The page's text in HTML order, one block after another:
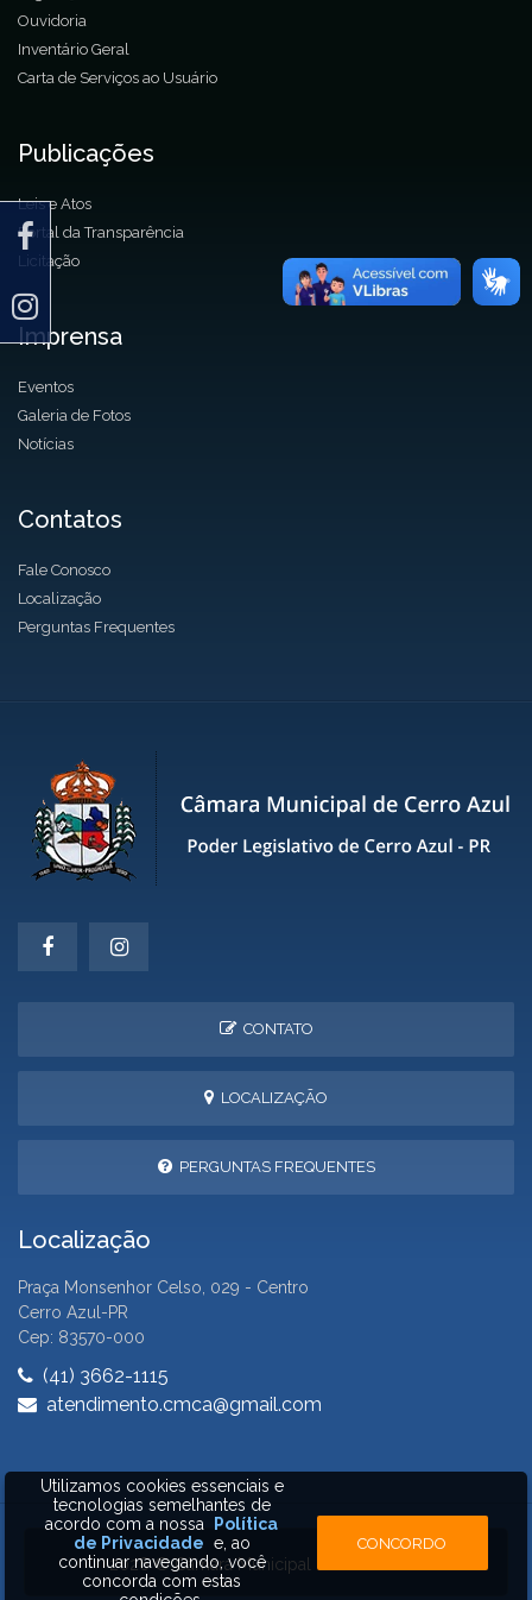
Ouvidoria
Inventário Geral
Carta de Serviços ao Usuário
Publicações
Leis e Atos
Portal da Transparência
Licitação
Imprensa
Eventos
Galeria de Fotos
Notícias
Contatos
Fale Conosco
Localização
Perguntas Frequentes
CONTATO
LOCALIZAÇÃO
PERGUNTAS FREQUENTES
Localização
Praça Monsenhor Celso, 029 - Centro
Cerro Azul-PR
Cep: 83570-000
(41) 3662-1115
atendimento.cmca@gmail.com
2026 © Câmara Municipal de Cerro Azul
Utilizamos cookies essenciais e
tecnologias semelhantes de
acordo com a nossa
Política
de Privacidade e, ao
continuar navegando, você
concorda com estas
CONCORDO